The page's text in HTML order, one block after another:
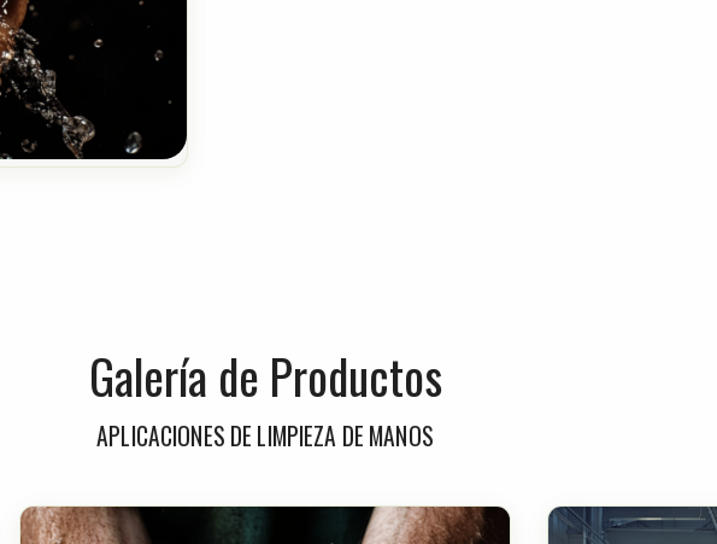
Galería de Productos
APLICACIONES DE LIMPIEZA DE MANOS